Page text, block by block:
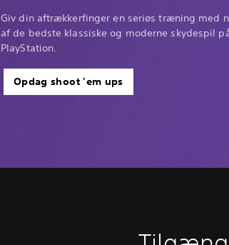
Giv din aftrækkerfinger en seriøs træning med
af de bedste klassiske og moderne skydespil
PlayStation.
Opdag shoot 'em ups